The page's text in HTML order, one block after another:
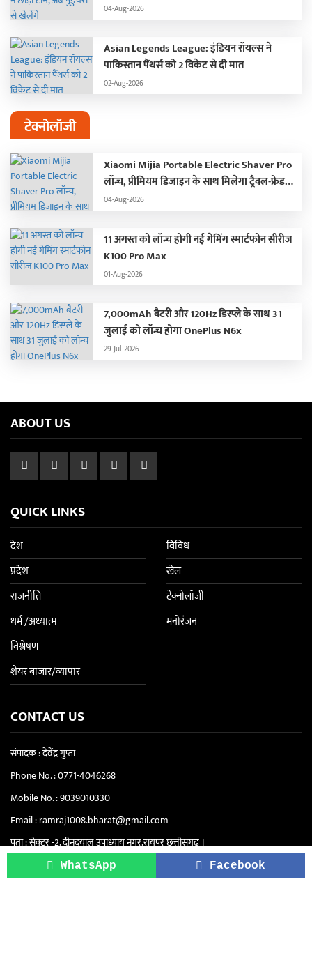
04-Aug-2026
Asian Legends League: इंडियन रॉयल्स ने
पाकिस्तान पैंथर्स को 2 विकेट से दी मात
02-Aug-2026
टेक्नोलॉजी
Xiaomi Mijia Portable Electric Shaver Pro
लॉन्च, प्रीमियम डिजाइन के साथ मिलेगा ट्रैवल-फ्रेंडली
अनुभव
04-Aug-2026
11 अगस्त को लॉन्च होगी नई गेमिंग स्मार्टफोन सीरीज
K100 Pro Max
01-Aug-2026
7,000mAh बैटरी और 120Hz डिस्प्ले के साथ 31
जुलाई को लॉन्च होगा OnePlus N6x
29-Jul-2026
ABOUT US
QUICK LINKS
देश
प्रदेश
राजनीति
धर्म /अध्यात्म
विश्लेषण
शेयर बाजार/व्यापार
विविध
खेल
टेक्नोलॉजी
मनोरंजन
CONTACT US
संपादक : देवेंद्र गुप्ता
Phone No. :0771-4046268
Mobile No. :9039010330
Email :ramraj1008.bharat@gmail.com
पता : सेक्टर -2, दीनदयाल उपाध्याय नगर,रायपुर छत्तीसगढ़ ।
सिटी ऑफिस "रामराज" - सेंट्रल स्कूल के पास, सेक्टर
4, दीनदयाल उपाध्याय नगर, रायपुर (छत्तीसगढ़)
WhatsApp Facebook